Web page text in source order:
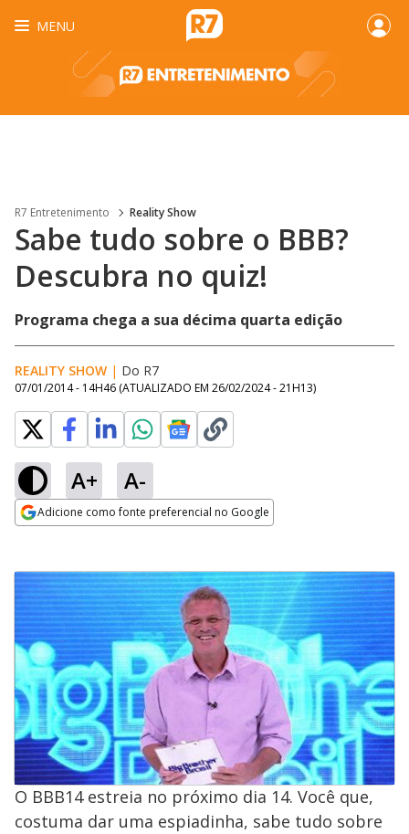
MENU
R7 Entretenimento Reality Show
Sabe tudo sobre o BBB?
Descubra no quiz!
Programa chega a sua décima quarta edição
REALITY SHOW | Do R7
07/01/2014 - 14H46 (ATUALIZADO EM 26/02/2024 - 21H13)
A+ A-
Adicione como fonte preferencial no Google
O BBB14 estreia no próximo dia 14. Você que,
costuma dar uma espiadinha, sabe tudo sobre